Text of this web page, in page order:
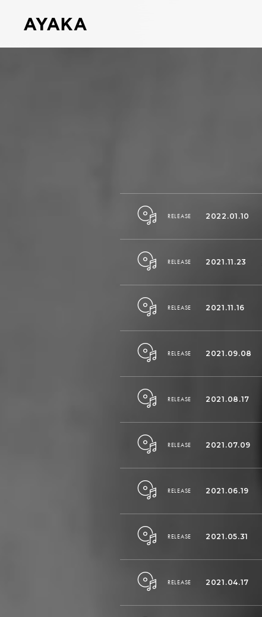
RELEASE 2022.01.10
RELEASE 2021.11.23
RELEASE 2021.11.16
RELEASE 2021.09.08
RELEASE 2021.08.17
RELEASE 2021.07.09
RELEASE 2021.06.19
RELEASE 2021.05.31
RELEASE 2021.04.17